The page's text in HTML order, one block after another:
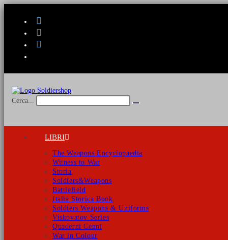
Cerca...
Invia
LIBRI
The Weapons Encyclopaedia
Witness to War
Storia
Soldiers&Weapons
Battlefield
Italia Storica Book
Soldiers Weapons & Uniforms
Viskovatov Series
Quaderni Cenni
War in Colour